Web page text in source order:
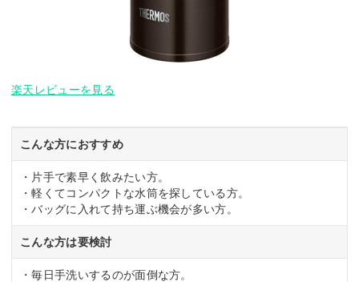
楽天レビューを見る
こんな方におすすめ
・片手で素早く飲みたい方。
・軽くてコンパクトな水筒を探している方。
・バッグに入れて持ち運ぶ機会が多い方。
こんな方は要検討
・毎日手洗いするのが面倒な方。